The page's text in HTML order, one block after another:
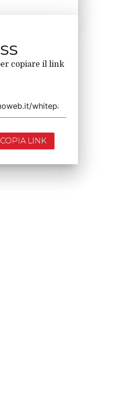
copiare il link
COPIA LINK